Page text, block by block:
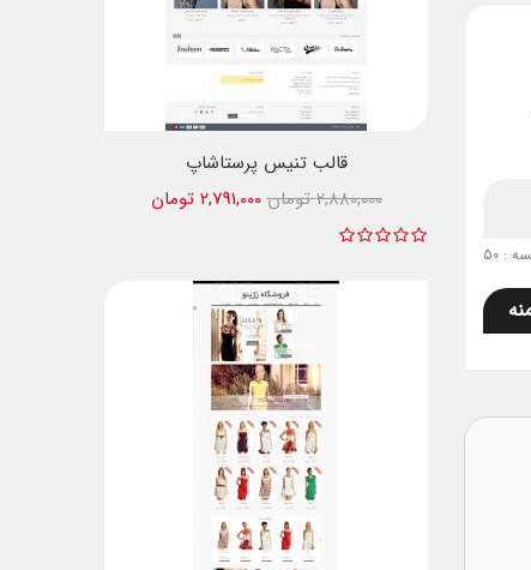
: 50
قالب تنیس پرستاشاپ
2,791,000 تومان
2,880,000 تومان